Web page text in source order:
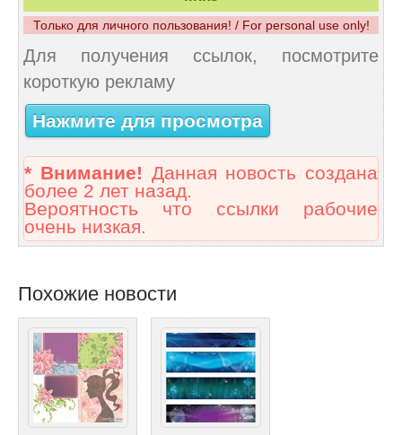
Только для личного пользования! / For personal use only!
Для получения ссылок, посмотрите
короткую рекламу
Нажмите для просмотра
* Внимание! Данная новость создана
более 2 лет назад.
Вероятность что ссылки рабочие
очень низкая.
Похожие новости